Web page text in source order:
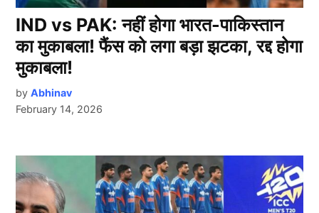
IND vs PAK: नहीं होगा भारत-पाकिस्तान
का मुकाबला! फैंस को लगा बड़ा झटका, रद्द होगा
मुकाबला!
by Abhinav
February 14, 2026